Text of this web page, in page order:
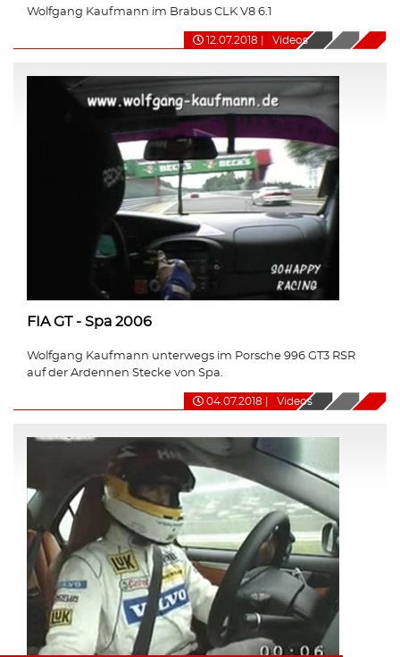
Wolfgang Kaufmann im Brabus CLK V8 6.1
12.07.2018 Videos
FIA GT - Spa 2006
Wolfgang Kaufmann unterwegs im Porsche 996 GT3 RSR
auf der Ardennen Stecke von Spa.
04.07.2018 Videos